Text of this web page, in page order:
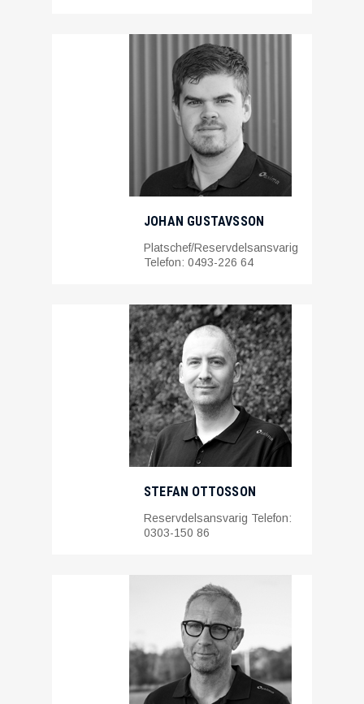
JOHAN GUSTAVSSON
Platschef/Reservdelsansvarig
Telefon: 0493-226 64
STEFAN OTTOSSON
Reservdelsansvarig Telefon:
0303-150 86